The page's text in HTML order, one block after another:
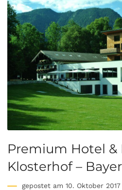
Premium Hotel &
Klosterhof –
gepostet am 10. Oktober